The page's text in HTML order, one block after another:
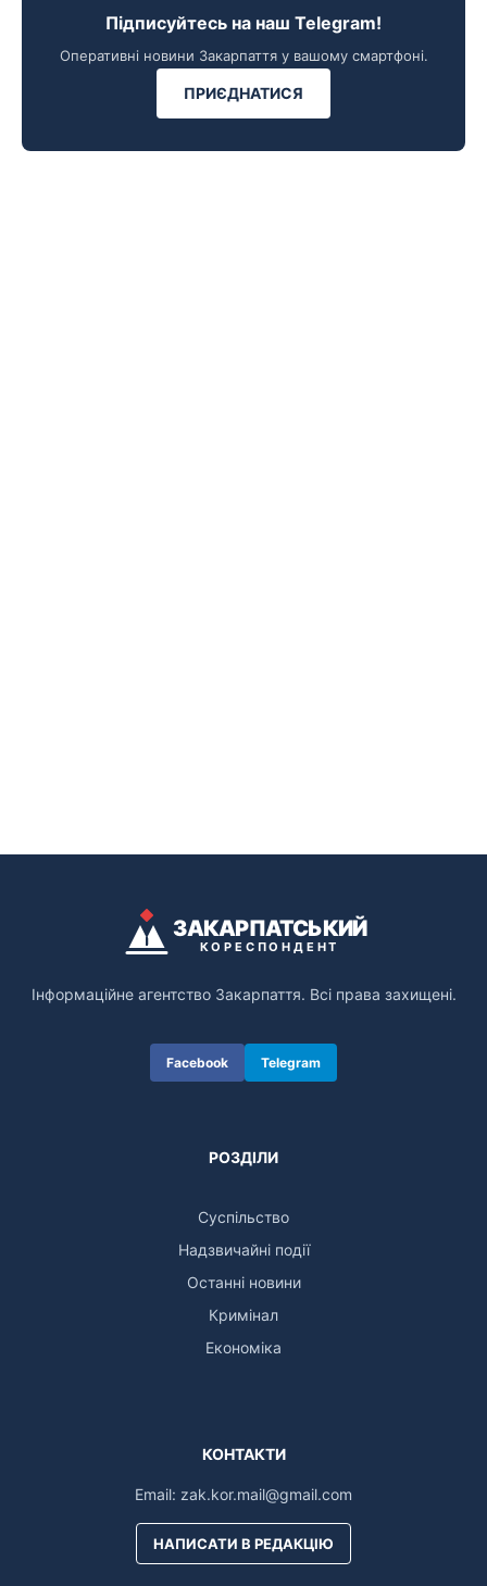
Підписуйтесь на наш Telegram!
Оперативні новини Закарпаття у вашому смартфоні.
ПРИЄДНАТИСЯ
ЗАКАРПАТСЬКИЙ
КОРЕСПОНДЕНТ
Інформаційне агентство Закарпаття. Всі права захищені.
Facebook Telegram
РОЗДІЛИ
Суспільство
Надзвичайні події
Останні новини
Кримінал
Економіка
КОНТАКТИ
Email: zak.kor.mail@gmail.com
НАПИСАТИ В РЕДАКЦІЮ